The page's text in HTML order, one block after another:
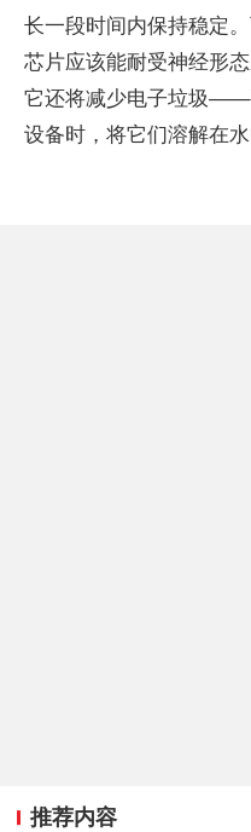
长一段时间内保持稳定
芯片应该能耐受神经形
它还将减少电子垃圾——
设备时，将它们溶解在
推荐内容